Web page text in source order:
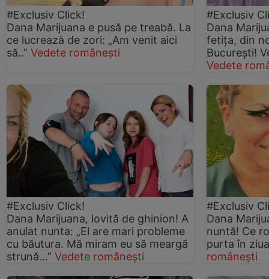
#Exclusiv Click!
Dana Marijuana e pusă pe treabă. La
ce lucrează de zori: „Am venit aici
să..” Vedete românești
#Exclusiv
Dana
fetița, din
București!
Vedete
#Exclusiv Click!
Dana Marijuana, lovită de ghinion! A
anulat nunta: „El are mari probleme
cu băutura. Mă miram eu să meargă
strună…” Vedete românești
#Exclusiv
Dana
nuntă! Ce
purta în
românești